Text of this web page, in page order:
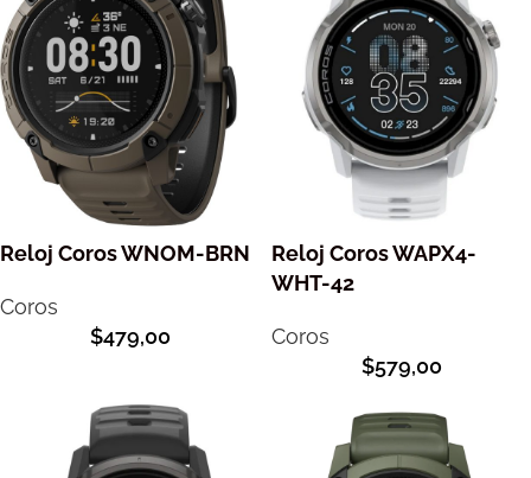
Reloj Coros WNOM-BRN
Coros
$479,00
Reloj Coros WAPX4-
WHT-42
Coros
$579,00